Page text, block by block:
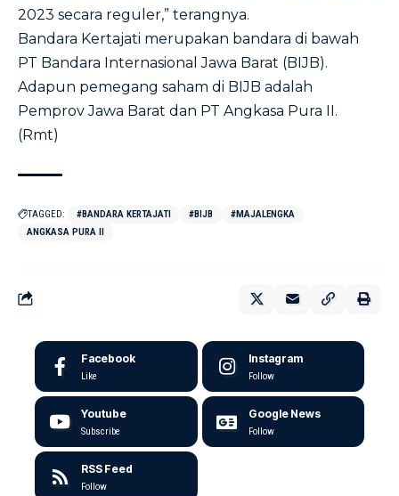
2023 secara reguler,” terangnya.
Bandara Kertajati merupakan bandara di bawah
PT Bandara Internasional Jawa Barat (BIJB).
Adapun pemegang saham di BIJB adalah
Pemprov Jawa Barat dan PT Angkasa Pura II.
(Rmt)
TAGGED: #BANDARA KERTAJATI #BIJB
#MAJALENGKA
ANGKASA PURA II
Facebook
Like
Instagram
Follow
Youtube
Subscribe
Google News
Follow
RSS Feed
Follow